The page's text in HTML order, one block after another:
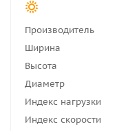
Производитель
Ширина
Высота
Диаметр
Индекс нагрузки
Индекс скорости